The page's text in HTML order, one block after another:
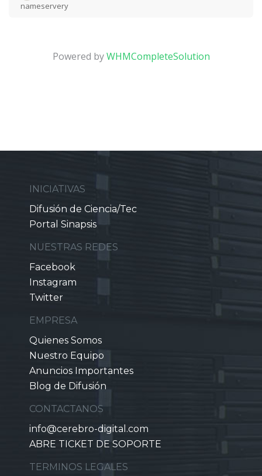
nameservery
Powered byWHMCompleteSolution
INICIATIVAS
Difusión de Ciencia/Tec
Portal Sinapsis
NUESTRAS REDES
Facebook
Instagram
Twitter
EMPRESA
Quienes Somos
Nuestro Equipo
Anuncios Importantes
Blog de Difusión
CONTACTANOS
info@cerebro-digital.com
ABRE TICKET DE SOPORTE
TERMINOS LEGALES